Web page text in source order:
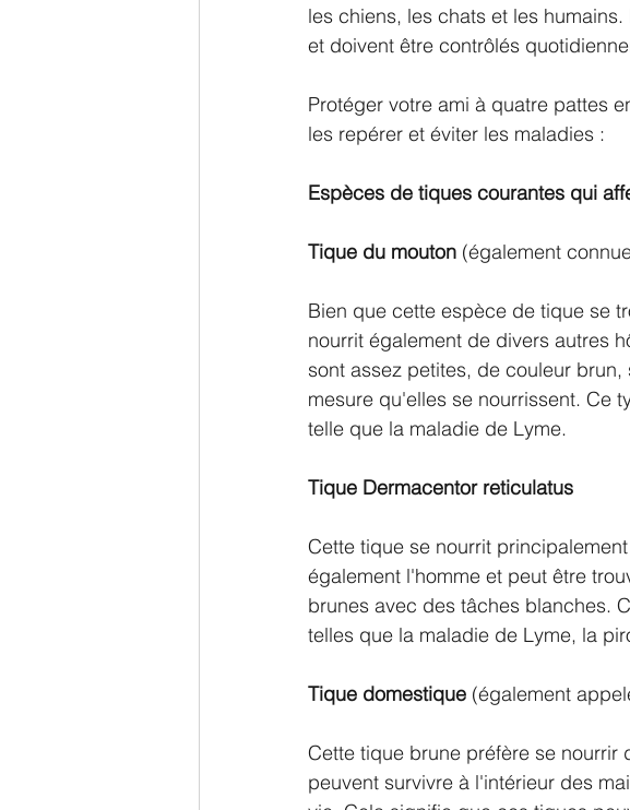
les chiens, les chats et les
et doivent être contrôlés
Protéger votre ami à quatre pattes
les repérer et éviter les maladies :
Espèces de tiques courantes qui
Tique du mouton (également
Bien que cette espèce de tique se
nourrit également de divers autres
sont assez petites, de couleur
mesure qu'elles se nourrissent. Ce
telle que la maladie de Lyme.
Tique Dermacentor reticulatus
Cette tique se nourrit
également l'homme et peut être
brunes avec des tâches blanches.
telles que la maladie de Lyme, la
Tique domestique (également
Cette tique brune préfère se nourrir
peuvent survivre à l'intérieur des